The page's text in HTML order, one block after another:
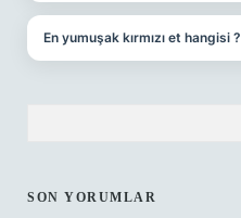
En yumuşak kırmızı et hangisi ?
SON YORUMLAR